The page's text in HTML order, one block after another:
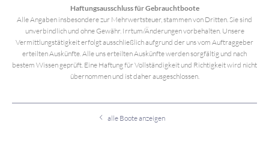
Haftungsausschluss für Gebrauchtboote
Alle Angaben insbesondere zur Mehrwertsteuer, stammen von Dritten. Sie sind
unverbindlich und ohne Gewähr. Irrtum/Änderungen vorbehalten. Unsere
Vermittlungstätigkeit erfolgt ausschließlich aufgrund der uns vom Auftraggeber
erteilten Auskünfte. Alle uns erteilten Auskünfte werden sorgfältig und nach
bestem Wissen geprüft. Eine Haftung für Vollständigkeit und Richtigkeit wird nicht
übernommen und ist daher ausgeschlossen.
alle Boote anzeigen